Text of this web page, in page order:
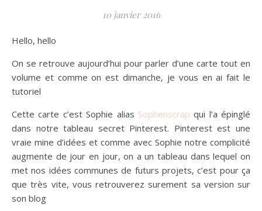
10 janvier 2016
Hello, hello
On se retrouve aujourd’hui pour parler d’une carte tout en
volume et comme on est dimanche, je vous en ai fait le
tutoriel
Cette carte c’est Sophie alias Sophenscrap qui l’a épinglé
dans notre tableau secret Pinterest. Pinterest est une
vraie mine d’idées et comme avec Sophie notre complicité
augmente de jour en jour, on a un tableau dans lequel on
met nos idées communes de futurs projets, c’est pour ça
que très vite, vous retrouverez surement sa version sur
son blog